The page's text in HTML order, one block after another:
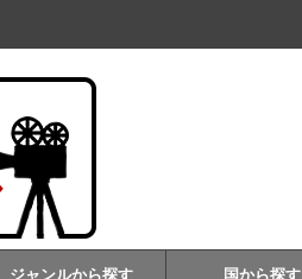
ジャンルから探す 国から探す